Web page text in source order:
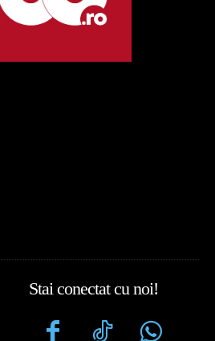
Stai conectat cu noi!